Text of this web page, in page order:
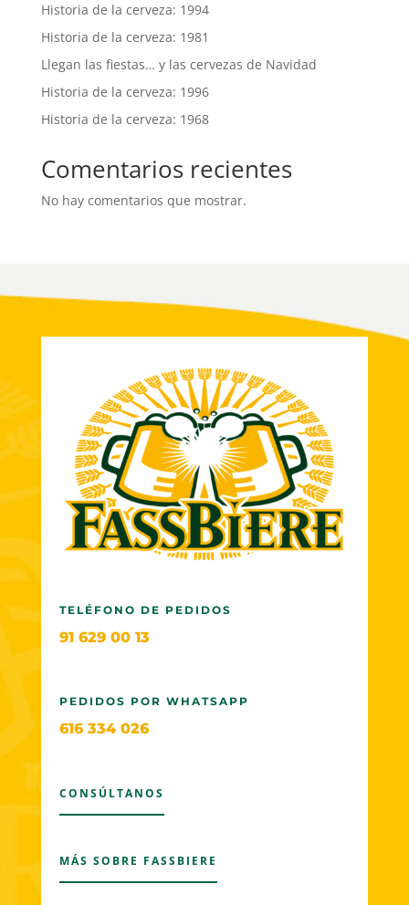
Historia de la cerveza: 1994
Historia de la cerveza: 1981
Llegan las fiestas… y las cervezas de Navidad
Historia de la cerveza: 1996
Historia de la cerveza: 1968
Comentarios recientes
No hay comentarios que mostrar.
TELÉFONO DE PEDIDOS
91 629 00 13
PEDIDOS POR WHATSAPP
616 334 026
CONSÚLTANOS
MÁS SOBRE FASSBIERE